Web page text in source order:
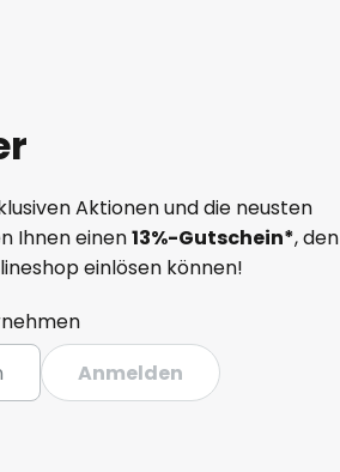
Aktionen und die neusten
Ihnen einen13%-Gutschein*, den
einlösen können!
Anmelden